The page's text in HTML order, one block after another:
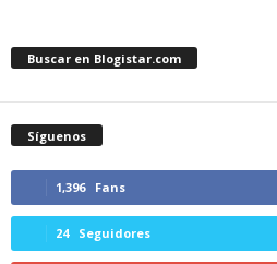
Buscar en Blogistar.com
Síguenos
1,396 Fans
24 Seguidores